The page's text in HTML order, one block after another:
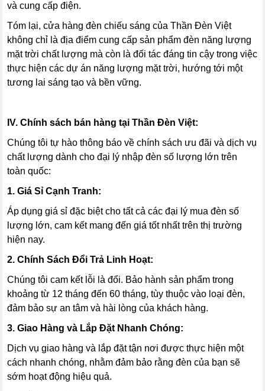
và cung cấp điện.
Tóm lại, cửa hàng đèn chiếu sáng của Thần Đèn Việt
không chỉ là địa điểm cung cấp sản phẩm đèn năng lượng
mặt trời chất lượng mà còn là đối tác đáng tin cậy trong việc
thực hiện các dự án năng lượng mặt trời, hướng tới một
tương lai sáng tạo và bền vững.
IV. Chính sách bán hàng tại Thần Đèn Việt:
Chúng tôi tự hào thông báo về chính sách ưu đãi và dịch vụ
chất lượng dành cho đại lý nhập đèn số lượng lớn trên
toàn quốc:
1. Giá Sỉ Cạnh Tranh:
Áp dụng giá sỉ đặc biệt cho tất cả các đại lý mua đèn số
lượng lớn, cam kết mang đến giá tốt nhất trên thị trường
hiện nay.
2. Chính Sách Đổi Trả Linh Hoạt:
Chúng tôi cam kết lỗi là đổi. Bảo hành sản phẩm trong
khoảng từ 12 tháng đến 60 tháng, tùy thuộc vào loại đèn,
đảm bảo sự an tâm và hài lòng của khách hàng.
3. Giao Hàng và Lắp Đặt Nhanh Chóng:
Dịch vụ giao hàng và lắp đặt tận nơi được thực hiện một
cách nhanh chóng, nhằm đảm bảo rằng đèn của bạn sẽ
sớm hoạt động hiệu quả.